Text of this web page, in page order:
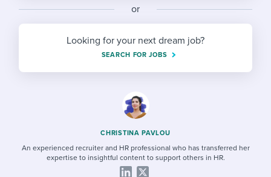
Finding and attracting people
Establishing an employer brand
Free ebooks & reports
HR terms
Modern working life
or
Looking for your next dream job?
SEARCH FOR JOBS
CHRISTINA PAVLOU
An experienced recruiter and HR professional who has transferred her
expertise to insightful content to support others in HR.